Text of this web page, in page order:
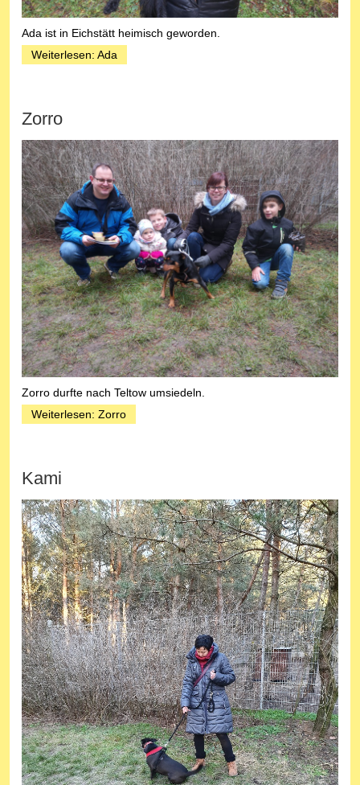
Ada ist in Eichstätt heimisch geworden.
Weiterlesen: Ada
Zorro
Zorro durfte nach Teltow umsiedeln.
Weiterlesen: Zorro
Kami